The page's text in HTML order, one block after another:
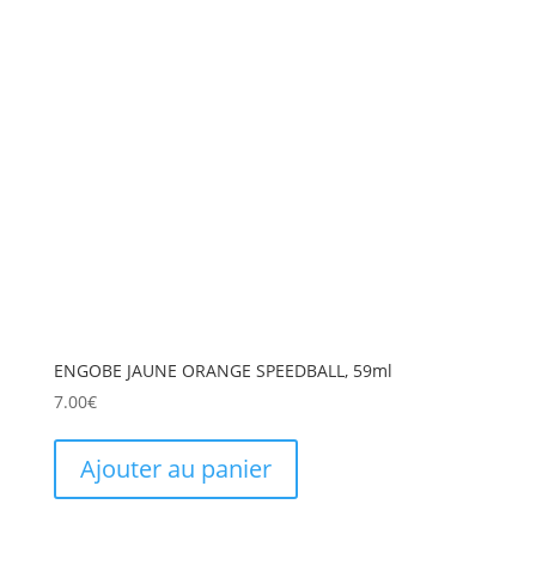
ENGOBE JAUNE ORANGE SPEEDBALL, 59ml
7.00€
Ajouter au panier